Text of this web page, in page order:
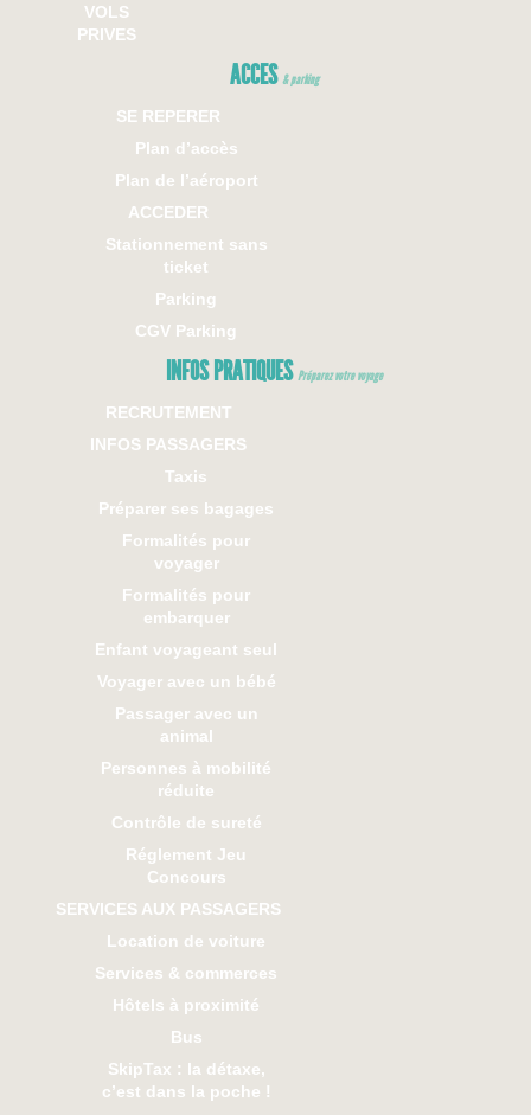
VOLS
PRIVES
ACCES & parking
SE REPERER
Plan d’accès
Plan de l’aéroport
ACCEDER
Stationnement sans
ticket
Parking
CGV Parking
INFOS PRATIQUES Préparez votre voyage
RECRUTEMENT
INFOS PASSAGERS
Taxis
Préparer ses bagages
Formalités pour
voyager
Formalités pour
embarquer
Enfant voyageant seul
Voyager avec un bébé
Passager avec un
animal
Personnes à mobilité
réduite
Contrôle de sureté
Réglement Jeu
Concours
SERVICES AUX PASSAGERS
Location de voiture
Services & commerces
Hôtels à proximité
Bus
SkipTax : la détaxe,
c’est dans la poche !